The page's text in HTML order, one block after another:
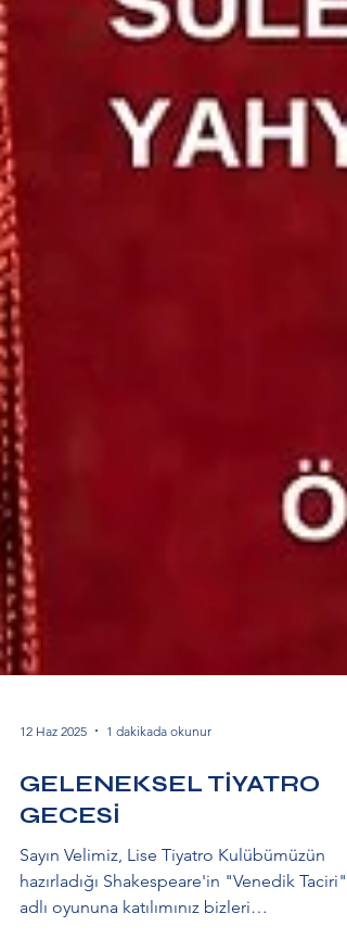
12 Haz 2025 1 dakikada okunur
GELENEKSEL TİYATRO
GECESİ